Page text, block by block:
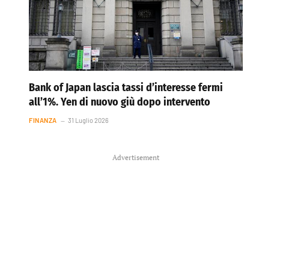
Bank of Japan lascia tassi d’interesse fermi
all’1%. Yen di nuovo giù dopo intervento
FINANZA 31 Luglio 2026
Advertisement